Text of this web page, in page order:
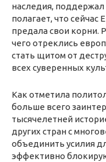
наследия,
полагает, что сейчас
предала свои корни.
чего отреклись
стать щитом от
всех суверенных
Как отметила
больше всего
тысячелетней
других стран с
объединить усилия
эффективно